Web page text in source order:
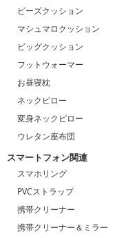
ビーズクッション
マシュマロクッション
ビッグクッション
フットウォーマー
お昼寝枕
ネックピロー
変身ネックピロー
ウレタン座布団
スマートフォン関連
スマホリング
PVCストラップ
携帯クリーナー
携帯クリーナー＆ミラー